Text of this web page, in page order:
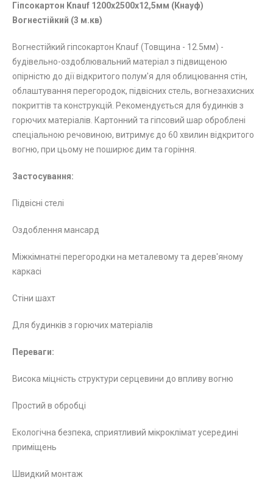
Гіпсокартон Knauf 1200х2500х12,5мм (Кнауф)
Вогнестійкий (3 м.кв)
Вогнестійкий гіпсокартон Knauf (Товщина - 12.5мм) -
будівельно-оздоблювальний матеріал з підвищеною
опірністю до дії відкритого полум'я для облицювання стін,
облаштування перегородок, підвісних стель, вогнезахисних
покриттів та конструкцій. Рекомендується для будинків з
горючих матеріалів. Картонний та гіпсовий шар оброблені
спеціальною речовиною, витримує до 60 хвилин відкритого
вогню, при цьому не поширює дим та горіння.
Застосування:
Підвісні стелі
Оздоблення мансард
Міжкімнатні перегородки на металевому та дерев'яному
каркасі
Стіни шахт
Для будинків з горючих матеріалів
Переваги:
Висока міцність структури серцевини до впливу вогню
Простий в обробці
Екологічна безпека, сприятливий мікроклімат усередині
приміщень
Швидкий монтаж